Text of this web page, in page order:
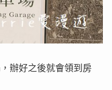
辦好之後就會領到房